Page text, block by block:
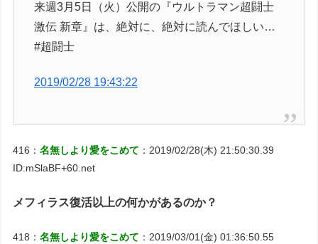
来週3月5日（火）公開の『ウルトラマン超闘士
激伝 新章』は、絶対に、絶対に読んでほしい…
#超闘士
2019/02/28 19:43:22
416：名無しより愛をこめて ：2019/02/28(木) 21:50:30.39
ID:mSlaBF+60.net
メフィラス復活以上の何かがあるのか？
418：名無しより愛をこめて ：2019/03/01(金) 01:36:50.55